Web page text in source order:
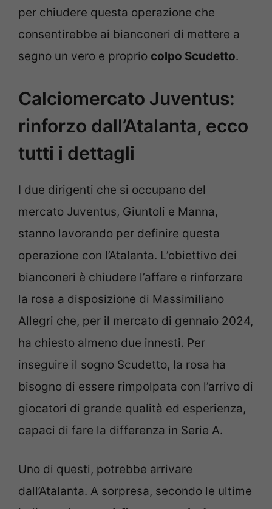
per chiudere questa operazione che
consentirebbe ai bianconeri di mettere a
segno un vero e proprio colpo Scudetto.
Calciomercato Juventus:
rinforzo dall’Atalanta, ecco
tutti i dettagli
I due dirigenti che si occupano del
mercato Juventus, Giuntoli e Manna,
stanno lavorando per definire questa
operazione con l’Atalanta. L’obiettivo dei
bianconeri è chiudere l’affare e rinforzare
la rosa a disposizione di Massimiliano
Allegri che, per il mercato di gennaio 2024,
ha chiesto almeno due innesti. Per
inseguire il sogno Scudetto, la rosa ha
bisogno di essere rimpolpata con l’arrivo di
giocatori di grande qualità ed esperienza,
capaci di fare la differenza in Serie A.
Uno di questi, potrebbe arrivare
dall’Atalanta. A sorpresa, secondo le ultime